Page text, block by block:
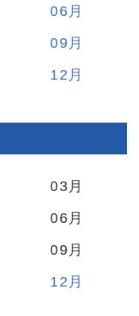
06
09
12
03
06
09
12